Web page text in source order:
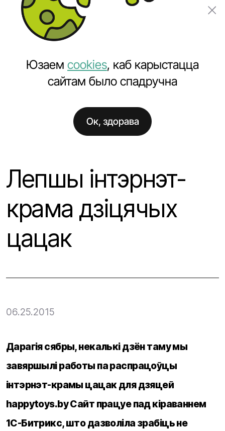
Навіны
Лепшы інтэрнэт-крама дзіцячых цацак
Лепшы інтэрнэт-
крама дзіцячых
цацак
06.25.2015
Дарагія сябры, некалькі дзён таму мы
завяршылі работы па распрацоўцы
інтэрнэт-крамы цацак для дзяцей
happytoys.by Сайт працуе пад кіраваннем
1С-Битрикс, што дазволіла зрабіць не
Юзаем cookies, каб карыстацца
сайтам было спадручна
Ок, здорава